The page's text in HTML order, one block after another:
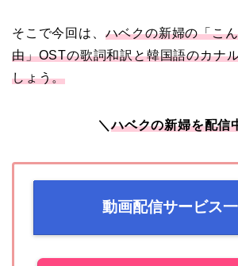
そこで今回は、 ハベクの新婦の「こ
由」OSTの歌詞和訳と韓国語のカナ
しょう。
＼ハベクの新婦を配信
動画配信サービス